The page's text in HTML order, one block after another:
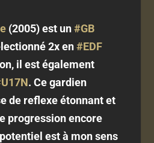
(2005) est un#GB
2x en#EDF
il est également
. Ce gardien
de reflexe étonnant et
progression encore
est à mon sens